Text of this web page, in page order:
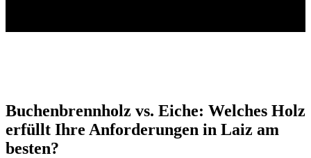
Buchenbrennholz vs. Eiche: Welches Holz
erfüllt Ihre Anforderungen in Laiz am
besten?